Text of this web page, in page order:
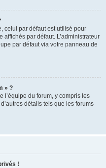
celui par défaut est utilisé pour
par défaut. L’administrateur
par défaut via votre panneau de
» ?
l’équipe du forum, y compris les
détails tels que les forums
!